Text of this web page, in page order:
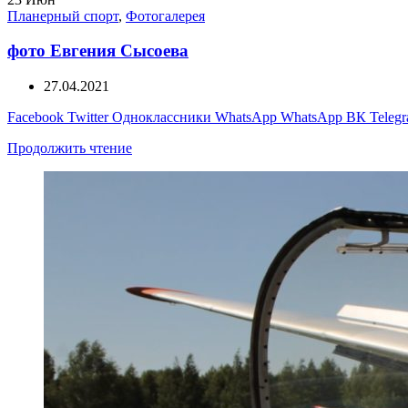
Планерный спорт, Фотогалерея
фото Евгения Сысоева
27.04.2021
Facebook Twitter Одноклассники WhatsApp WhatsApp ВК
Продолжить чтение